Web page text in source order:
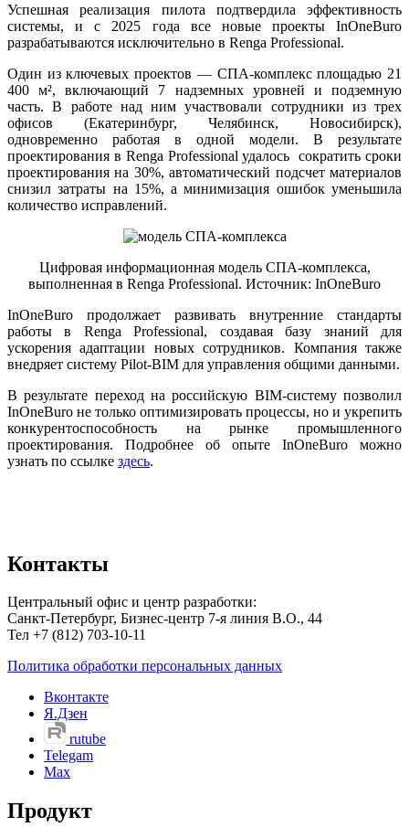
Успешная реализация пилота подтвердила эффективность
системы, и с 2025 года все новые проекты InOneBuro
разрабатываются исключительно в Renga Professional.
Один из ключевых проектов — СПА-комплекс площадью 21
400 м², включающий 7 надземных уровней и подземную
часть. В работе над ним участвовали сотрудники из трех
офисов (Екатеринбург, Челябинск, Новосибирск),
одновременно работая в одной модели. В результате
проектирования в Renga Professional удалось сократить сроки
проектирования на 30%, автоматический подсчет материалов
снизил затраты на 15%, а минимизация ошибок уменьшила
количество исправлений.
Цифровая информационная модель СПА-комплекса,
выполненная в Renga Professional. Источник: InOneBuro
InOneBuro продолжает развивать внутренние стандарты
работы в Renga Professional, создавая базу знаний для
ускорения адаптации новых сотрудников. Компания также
внедряет систему Pilot-BIM для управления общими данными.
В результате переход на российскую BIM-систему позволил
InOneBuro не только оптимизировать процессы, но и укрепить
конкурентоспособность на рынке промышленного
проектирования. Подробнее об опыте InOneBuro можно
узнать по ссылке здесь.
Контакты
Центральный офис и центр разработки:
Санкт-Петербург, Бизнес-центр 7-я линия В.О., 44
Тел +7 (812) 703-10-11
Политика обработки персональных данных
Вконтакте
Я.Дзен
rutube
Telegam
Max
Продукт